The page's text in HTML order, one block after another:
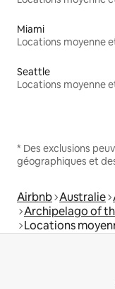
Miami
Seattle
* Des exclusions
géographiques et
Airbnb Australie
Archipelago of
Locations